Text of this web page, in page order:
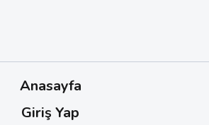
Anasayfa
Giriş Yap